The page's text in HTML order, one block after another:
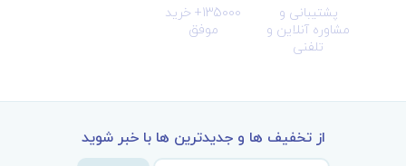
پشتیبانی و
مشاوره آنلاین و
تلفنی
135000+ خرید
موفق
از تخفیف ها و جدیدترین ها با خبر شوید